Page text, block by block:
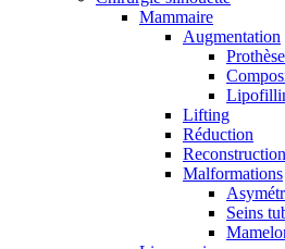
Mammaire
Augmentation
Lifting
Réduction
Reconstruction
Malformations
Seins